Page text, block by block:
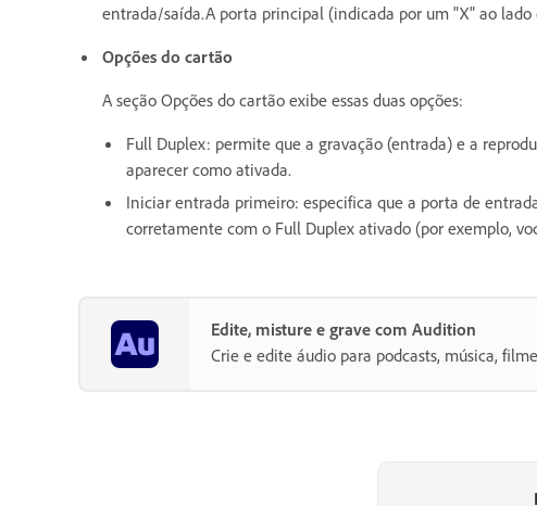
entrada/saída.A porta principal (indicada por um "X" ao
Opções do cartão
A seção Opções do cartão exibe essas duas opções:
Full Duplex: permite que a gravação (entrada) e a
aparecer como ativada.
Iniciar entrada primeiro: especifica que a porta de
corretamente com o Full Duplex ativado (por exemplo,
Edite, misture e grave com Audition
Crie e edite áudio para podcasts, música,